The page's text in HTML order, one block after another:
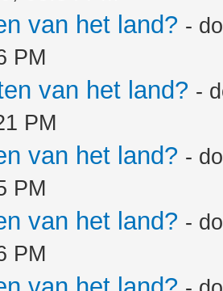
van het land? -
PM
van het land? -
PM
van het land? -
PM
van het land? -
PM